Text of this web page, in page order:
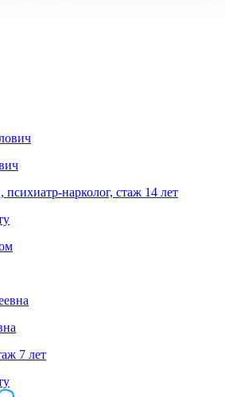
нарколог, стаж 14 лет
7 лет